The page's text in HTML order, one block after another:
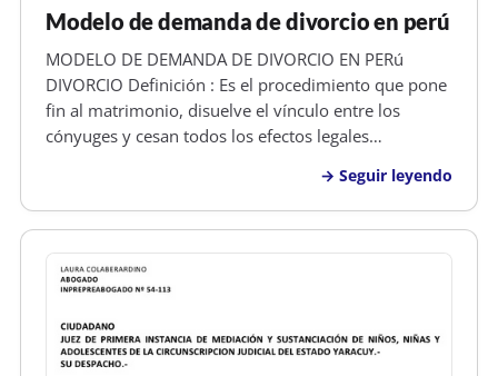
Modelo de demanda de divorcio en perú
MODELO DE DEMANDA DE DIVORCIO EN PERú
DIVORCIO Definición : Es el procedimiento que pone
fin al matrimonio, disuelve el vínculo entre los
cónyuges y cesan todos los efectos legales
obligación alimenticia entre marido y mujer. Si se
declara el divorcio por culpa de u…
Seguir leyendo